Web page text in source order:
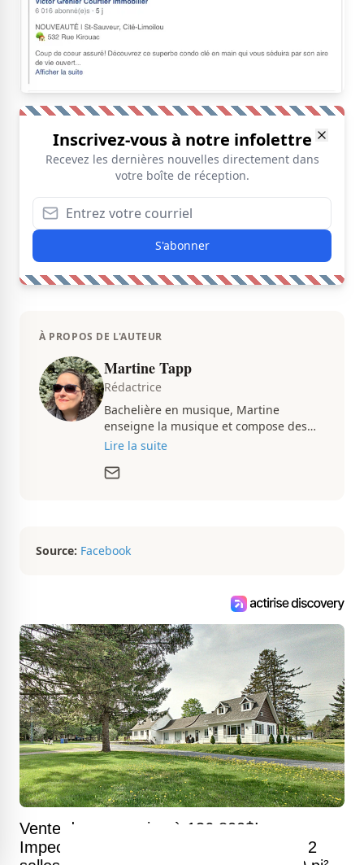
Inscrivez-vous à notre infolettre
Recevez les dernières nouvelles directement dans
votre boîte de réception.
S'abonner
À PROPOS DE L'AUTEUR
Martine Tapp
Rédactrice
Bachelière en musique, Martine
enseigne la musique et compose des
pièces musicales pendant ses temps
d’aménagement intérieur, elle suit de
Lire la suite
Source: Facebook
Vente de succession à 136 800$!
Impeccable demeure de 3 chambres et 2